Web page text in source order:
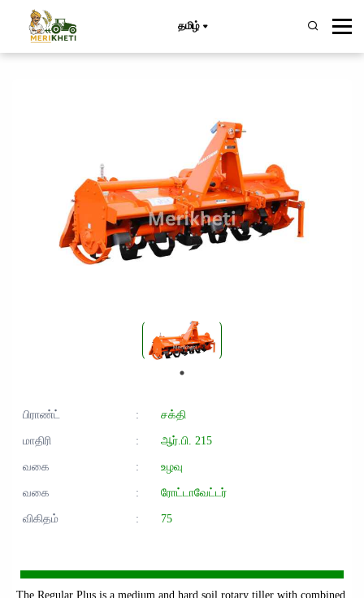
தமிழ்
பிராண்ட் :
சக்தி
மாதிரி
:
ஆர்.பி. 215
வகை
:
உழவு
வகை
:
ரோட்டாவேட்டர்
விகிதம்
: 75
The Regular Plus is a medium and hard soil rotary tiller with combined